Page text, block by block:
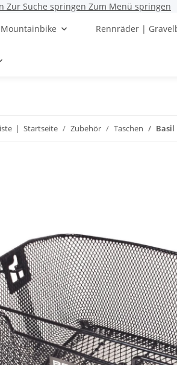
Zur Suche springen Zum Menü springen
Mountainbike Rennräder |
Startseite Zubehör Taschen Basil